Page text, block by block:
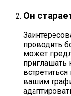
Он
проводить
может
приглашать
вашим